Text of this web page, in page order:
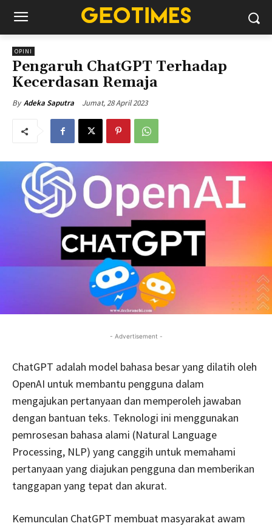
OPINI
Pengaruh ChatGPT Terhadap
Kecerdasan Remaja
By Adeka Saputra Jumat, 28 April 2023
- Advertisement -
ChatGPT adalah model bahasa besar yang dilatih oleh
OpenAI untuk membantu pengguna dalam
mengajukan pertanyaan dan memperoleh jawaban
dengan bantuan teks. Teknologi ini menggunakan
pemrosesan bahasa alami (Natural Language
Processing, NLP) yang canggih untuk memahami
pertanyaan yang diajukan pengguna dan memberikan
tanggapan yang tepat dan akurat.
Kemunculan ChatGPT membuat masyarakat awam